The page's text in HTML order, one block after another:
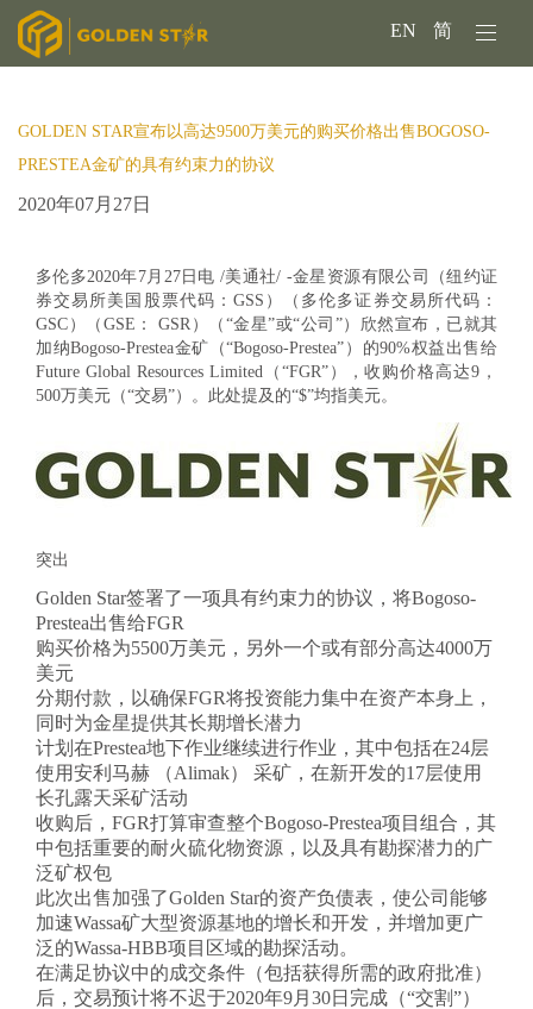
EN 简
GOLDEN STAR宣布以高达9500万美元的购买价格出售BOGOSO-
PRESTEA金矿的具有约束力的协议
2020年07月27日
多伦多2020年7月27日电 /美通社/ -金星资源有限公司
（纽约证
券交易所美国股票代码：GSS）（多伦多证券交易所代码：
GSC）（GSE： GSR）（“金星”或“公司”）欣然宣布，已就其
加纳Bogoso-Prestea金矿（“Bogoso-Prestea”）的90%权益出售给
Future Global Resources Limited（“FGR”），收购价格高达9，
500万美元（“交易”）。此处提及的“$”均指美元。
突出
Golden Star签署了一项具有约束力的协议，将Bogoso-
Prestea出售给FGR
购买价格为5500万美元，另外一个或有部分高达4000万
美元
分期付款，以确保FGR将投资能力集中在资产本身上，
同时为金星提供其长期增长潜力
计划在Prestea地下作业继续进行作业，其中包括在24层
使用安利马赫 （Alimak） 采矿，在新开发的17层使用
长孔露天采矿活动
收购后，FGR打算审查整个Bogoso-Prestea项目组合，其
中包括重要的耐火硫化物资源，以及具有勘探潜力的广
泛矿权包
此次出售加强了Golden Star的资产负债表，使公司能够
加速Wassa矿大型资源基地的增长和开发，并增加更广
泛的Wassa-HBB项目区域的勘探活动。
在满足协议中的成交条件（包括获得所需的政府批准）
后，交易预计将不迟于2020年9月30日完成（“交割”）